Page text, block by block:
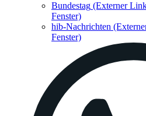
Bundestag (Externer
Fenster)
hib-Nachrichten
Fenster)